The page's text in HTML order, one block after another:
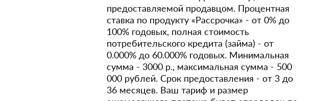
предоставляемой продавцом. Процентная
ставка по продукту «Рассрочка» - от 0% до
100% годовых, полная стоимость
потребительского кредита (займа) - от
0.000% до 60.000% годовых. Минимальная
сумма - 3000 р., максимальная сумма - 500
000 рублей. Срок предоставления - от 3 до
36 месяцев. Ваш тариф и размер